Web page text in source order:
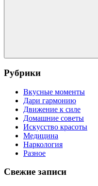
Поиск
Рубрики
Вкусные моменты
Дари гармонию
Движение к силе
Домашние советы
Искусство красоты
Медицина
Наркология
Разное
Свежие записи